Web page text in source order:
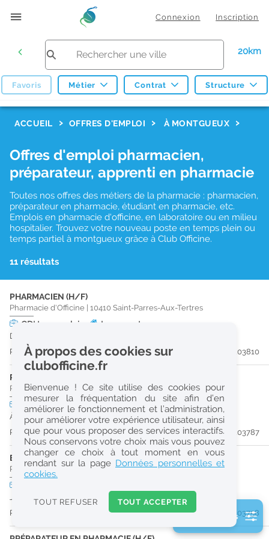
Connexion Inscription
20km
Favoris Métier Contrat Structure
Réinitialiser
2
0
k
Consulter les offres de la France d'outre-mer
ACCUEIL OFFRES D'EMPLOI À MONTGUEUX
Offres d'emploi pharmacien,
préparateur, apprenti en pharmacie
Toutes nos offres des métiers de la pharmacie : pharmacien,
préparateur en pharmacie, étudiant en pharmacie, etc.
Emplois en pharmacie d'officine, en laboratoire ou en milieu
hospitalier. Trouvez votre nouveau poste en temps plein ou
temps partiel à montgueux grâce à Club Officine.
11 résultats
PHARMACIEN (H/F)
Pharmacie d'Officine 10410 Saint-Parres-Aux-Tertres
CDI temps plein Logement
Dès que possible
Publiée il y a 11 jour(s)
#203810
PRÉPARATEUR EN PHARMACIE (H/F)
Pharmacie d'Officine|10280 Fontaine-Les-Grès
temps plein
À partir du 30/09/26
Publiée il y a 11 jour(s)
#203787
ETUDIANT EN PHARMACIE (H/F)
Pharmacie d'Officine 10000 Troyes
Jusqu'au 29/06/27
Publiée il y a 11 jour(s)
#203758
2 filtre(s) actifs
À propos des cookies sur
clubofficine.fr
Bienvenue ! Ce site utilise des cookies pour
mesurer la fréquentation du site afin d’en
améliorer le fonctionnement et l’administration,
pour améliorer votre expérience utilisateur, ainsi
que pour vous proposer des services interactifs.
Nous conservons votre choix mais vous pouvez
changer ce choix à tout moment en vous
rendant sur la page Données personnelles et
cookies.
TOUT REFUSER TOUT ACCEPTER